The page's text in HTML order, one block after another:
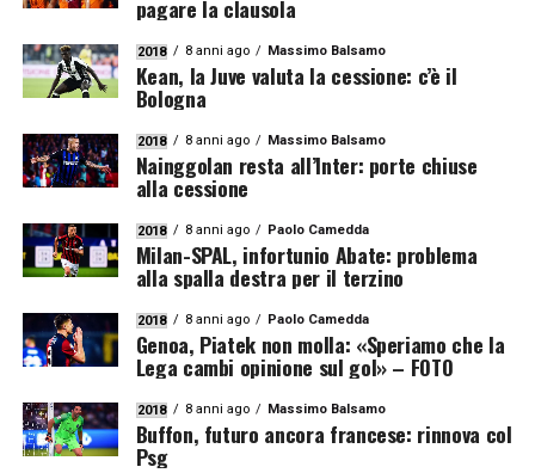
pagare la clausola
2018 8 anni ago Massimo Balsamo
Kean, la Juve valuta la cessione: c’è il
Bologna
2018 8 anni ago Massimo Balsamo
Nainggolan resta all’Inter: porte chiuse
alla cessione
2018 8 anni ago Paolo Camedda
Milan-SPAL, infortunio Abate: problema
alla spalla destra per il terzino
2018 8 anni ago Paolo Camedda
Genoa, Piatek non molla: «Speriamo che la
Lega cambi opinione sul gol» – FOTO
2018 8 anni ago Massimo Balsamo
Buffon, futuro ancora francese: rinnova col
Psg